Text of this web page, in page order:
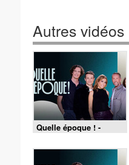
Autres vidéos
Quelle époque ! -
27/06/2026